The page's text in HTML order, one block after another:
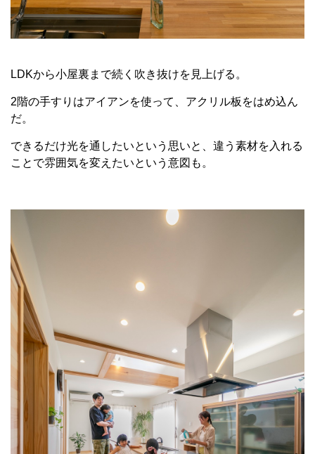
LDKから小屋裏まで続く吹き抜けを見上げる。
2階の手すりはアイアンを使って、アクリル板をはめ込ん
だ。
できるだけ光を通したいという思いと、違う素材を入れる
ことで雰囲気を変えたいという意図も。